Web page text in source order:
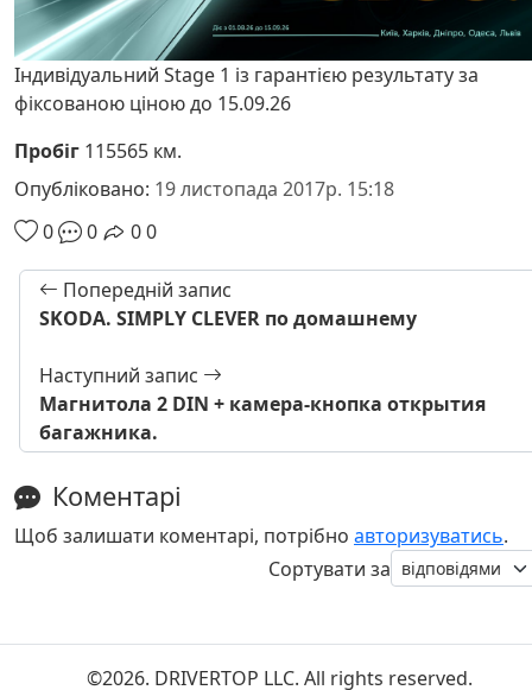
Індивідуальний Stage 1 із гарантією результату за
фіксованою ціною до 15.09.26
Пробіг 115565 км.
Опубліковано: 19 листопада 2017р. 15:18
0
0 00
Попередній запис
SKODA. SIMPLY CLEVER по домашнему
Наступний запис
Магнитола 2 DIN + камера-кнопка открытия
багажника.
Коментарі
Щоб залишати коментарі, потрібно авторизуватись.
Сортувати за
©2026. DRIVERTOP LLC. All rights reserved.